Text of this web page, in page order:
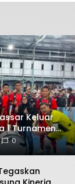
Keluar
1 Turnamen
Cup Vol. 13
0